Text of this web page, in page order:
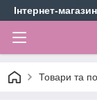
Інтернет-
Товари та